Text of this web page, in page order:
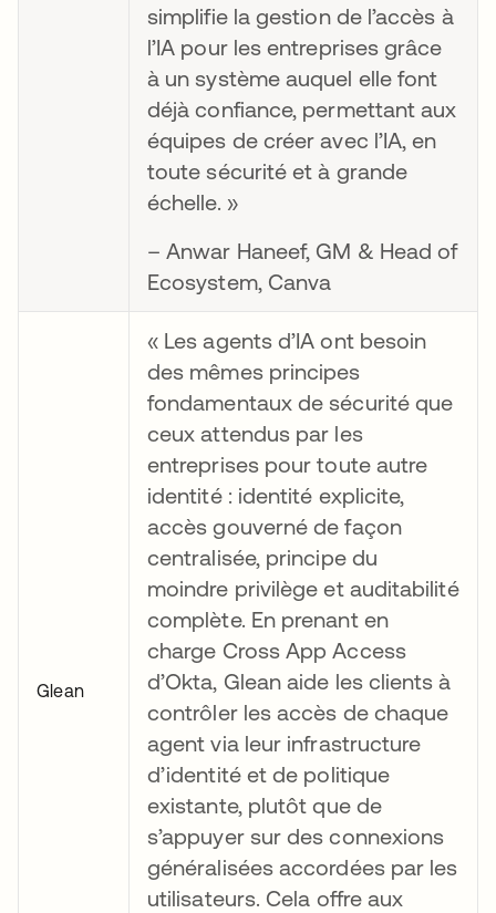
simplifie la gestion de l’accès à
l’IA pour les entreprises grâce
à un système auquel elle font
déjà confiance, permettant aux
équipes de créer avec l’IA, en
toute sécurité et à grande
échelle. »
– Anwar Haneef, GM & Head of
Ecosystem, Canva
Glean
« Les agents d’IA ont besoin
des mêmes principes
fondamentaux de sécurité que
ceux attendus par les
entreprises pour toute autre
identité : identité explicite,
accès gouverné de façon
centralisée, principe du
moindre privilège et auditabilité
complète. En prenant en
charge Cross App Access
d’Okta, Glean aide les clients à
contrôler les accès de chaque
agent via leur infrastructure
d’identité et de politique
existante, plutôt que de
s’appuyer sur des connexions
généralisées accordées par les
utilisateurs. Cela offre aux